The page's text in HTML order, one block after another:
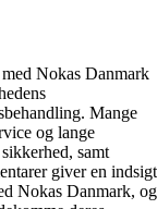
Nokas Danmark
Mange
og lange
samt
giver en indsigt
Nokas Danmark, og